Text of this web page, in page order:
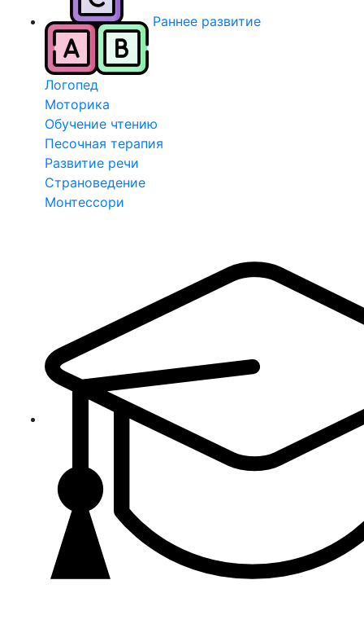
Раннее развитие
Логопед
Моторика
Обучение чтению
Песочная терапия
Развитие речи
Страноведение
Монтессори